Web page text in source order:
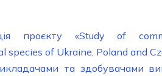
проєкту «Study of
species of Ukraine, Poland and
та здобувачами